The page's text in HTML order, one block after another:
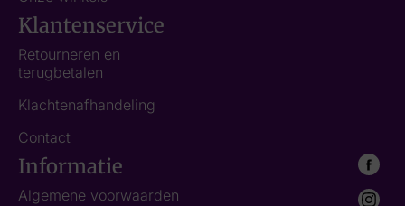
Klantenservice
Retourneren en
terugbetalen
Klachtenafhandeling
Contact
Informatie
Algemene voorwaarden